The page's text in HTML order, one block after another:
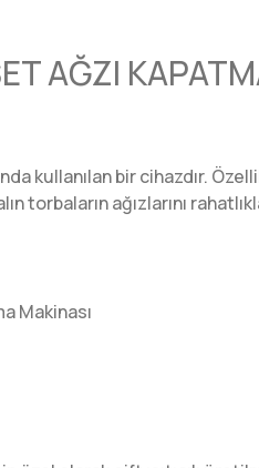
AĞZI
kullanılan bir cihazdır.
ağızlarını